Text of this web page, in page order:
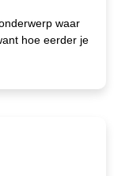
waar
hoe eerder je